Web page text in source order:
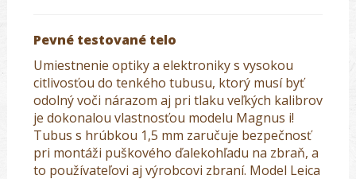
Pevné testované telo
Umiestnenie optiky a elektroniky s vysokou
citlivosťou do tenkého tubusu, ktorý musí byť
odolný voči nárazom aj pri tlaku veľkých kalibrov
je dokonalou vlastnosťou modelu Magnus i!
Tubus s hrúbkou 1,5 mm zaručuje bezpečnosť
pri montáži puškového ďalekohľadu na zbraň, a
to používateľovi aj výrobcovi zbraní. Model Leica